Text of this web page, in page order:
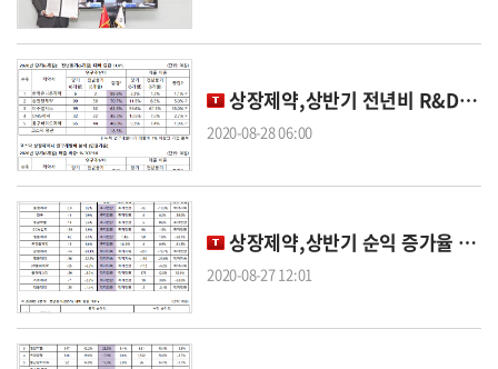
상장제약,상반기 전년비 R&D 증가율 톱5 '이연 유니온 삼바 삼천당 JW생명'
2020-08-28 06:00
상장제약,상반기 순익 증가율 톱5 '삼진 동화 유한 고려 동구바이오'
2020-08-27 12:01